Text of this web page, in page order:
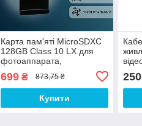
Карта пам'яті MicroSDXC
128GB Class 10 LX для
фотоаппарата,
699₴ 873,75 ₴
Купити
250